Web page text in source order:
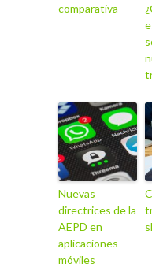
comparativa
Nuevas
directrices de la
AEPD en
aplicaciones
móviles